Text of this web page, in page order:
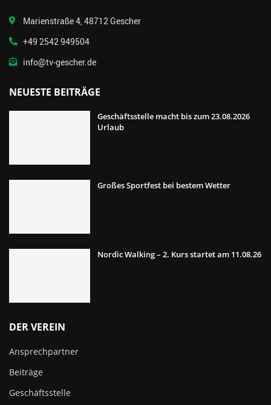
Marienstraße 4, 48712 Gescher
+49 2542 949504
info@tv-gescher.de
NEUESTE BEITRÄGE
Geschäftsstelle macht bis zum 23.08.2026
Urlaub
Großes Sportfest bei bestem Wetter
Nordic Walking – 2. Kurs startet am 11.08.26
DER VEREIN
Ansprechpartner
Beiträge
Geschäftsstelle